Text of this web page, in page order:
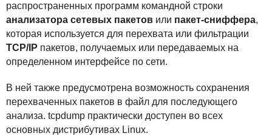
распространенных программ командной строки
анализатора сетевых пакетов или пакет-сниффера,
которая используется для перехвата или фильтрации
TCP/IP пакетов, получаемых или передаваемых на
определенном интерфейсе по сети.
В ней также предусмотрена возможность сохранения
перехваченных пакетов в файл для последующего
анализа. tcpdump практически доступен во всех
основных дистрибутивах Linux.